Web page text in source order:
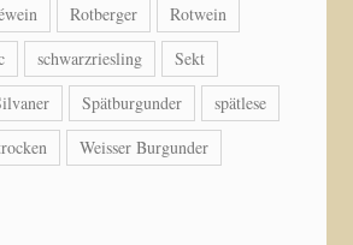
Rotberger
Rotwein
schwarzriesling
Sekt
Spätburgunder
spätlese
Weisser Burgunder